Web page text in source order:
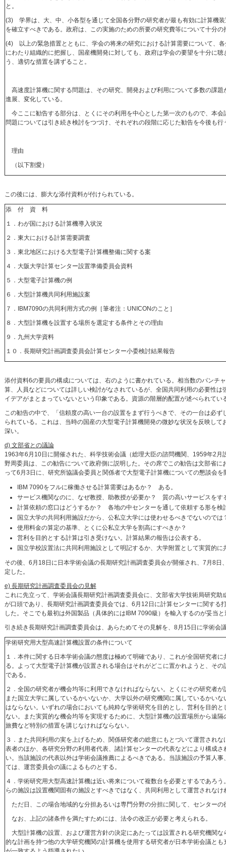
と。
(3) 学界は、大、中、小各型を通じて全国各分野の研究者が最も有効に計算機
を確立すべきである。政府は、この実施のための所要の研究費等について十分の
(4) 以上の緊急措置とともに、学会の将来の研究における計算需要について、
にわたり組織的に把握し、国産機開発に対しても、政府は学会の要望を十分に
う、適切な措置を講ずること。
高速度計算機に関する問題は、その研究、開発および利用について多数の課題
進展、変化している。
今ここに勧告する部分は、とくにその利用を中心とした第一次のもので、本会
問題については引き続き検討をつづけ、それぞれの段階に応じた勧告を今後も行
理由
（以下割愛）
この後には、膨大な添付資料が付けられている。
添 付 資 料
１．わが国における計算機導入状況
２．東大における計算需要調査
３．東北地区における大型電子計算機整備に関する案
４．大阪大学計算センター設置準備委員会資料
５．大型電子計算機の例
６．大型計算機共同利用施設案
７．IBM7090の共同利用方式の例［筆者注：UNICONのこと］
８．大型計算機を設置する場所を選定する条件とその理由
９．九州大学資料
１０．長期研究計画調査委員会計算センター小委検討結果報告
添付資料6の要員の構成については、右のように書かれている。相当数のパンチ
算、人員などについては詳しい検討がなされているが、全国共同利用の必要性
イデアがまとまっていないという印象である。資源の階層的配置が述べられてい
この勧告の中で、「信頼度の高い一台の設置をまず行うべきで、その一台は必
られている。これは、当時の国産の大型電子計算機開発の微妙な状況を反映し
深い。
d) 文部省との議論
1963年6月10日に開催された、科学技術会議（総理大臣の諮問機関、1959年2
野周委員は、この勧告について政府側に説明した。その席でこの勧告は文部省
って6月3日に、研究所協議会委員と関係者で大型電子計算機についての懇談会
IBM 7090をフルに稼働させる計算需要はあるか？ ある。
サービス機関なのに、なぜ教授、助教授が必要か？ 質の高いサービスをす
計算依頼の窓口はどうするか？ 各地の中センターを通して依頼する形を検
国立大学の共同利用施設だから、公私立大学には使わせるべきでないので
使用料金の算定の基準、とくに公私立大学を割高にすべきか？
営利を目的とする計算は引き受けない。計算結果の報告は公表する。
国立学校設置法に共同利用施設として明記するか、大学附置として実質的に
その後、6月18日に日本学術会議の長期研究計画調査委員会が開催され、7月8
定した。
e) 長期研究計画調査委員会の見解
これに先立って、学術会議長期研究計画調査委員会に、文部省大学技術局研究
が口頭であり、長期研究計画調査委員会では、6月12日に計算センターに関す
した。そこでも最初は外国製品（具体的にはIBM 7090級）を輸入するのが妥当
引き続き長期研究計画調査委員会は、あらためてその見解を、8月15日に学術
学術研究用大型高速計算機設置の条件について
１．本件に関する日本学術会議の態度は極めて明確であり、これが全国研究者
る。よって大型電子計算機が設置される場合はそれがどこに置かれようと、そ
である。
２．全国の研究者が機会均等に利用できなければならない。とくにその研究者
また国立大学に属しているかいないか、大学以外の研究機関に属しているかい
はならない。いずれの場合においても純粋な学術研究を目的とし、営利を目的
ない。また実質的な機会均等を実現するために、大型計算機の設置場所から遠
旅費など特別の措置を講じなければならない。
３．また共同利用の実を上げるため、関係研究者の総意にもとづいて運営され
表者のほか、各研究分野の利用者代表、諸計算センターの代表などにより構成
い。当該施設の代表以外は学術会議推薦によるべきである。当該施設の予算人
ては、運営委員会の議によるものとする。
４．学術研究用大型高速計算機は近い将来について複数台を必要とするであろ
らの施設は設置機関固有の施設とすべきではなく、共同利用として運営されなけ
ただ日、この場合地域的な分担あるいは専門分野の分担に関して、センター
なお、上記の諸条件を満たすためには、法令の改正が必要と考えられる。
大型計算機の設置、および運営方針の決定にあたっては設置される研究機関
的な計画を持つ他の大学研究機関の計算機を使用する研究者が日本学術会議と